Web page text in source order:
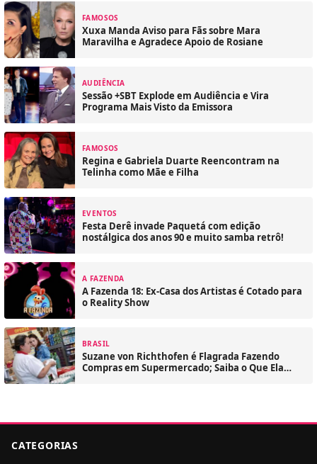
FAMOSOS
Xuxa Manda Aviso para Fãs sobre Mara
Maravilha e Agradece Apoio de Rosiane
AUDIÊNCIA
Sessão +SBT Explode em Audiência e Vira
Programa Mais Visto da Emissora
FAMOSOS
Regina e Gabriela Duarte Reencontram na
Telinha como Mãe e Filha
EVENTOS
Festa Derê invade Paquetá com edição
nostálgica dos anos 90 e muito samba retrô!
A FAZENDA
A Fazenda 18: Ex-Casa dos Artistas é Cotado para
o Reality Show
BRASIL
Suzane von Richthofen é Flagrada Fazendo
Compras em Supermercado; Saiba o Que Ela
CATEGORIAS